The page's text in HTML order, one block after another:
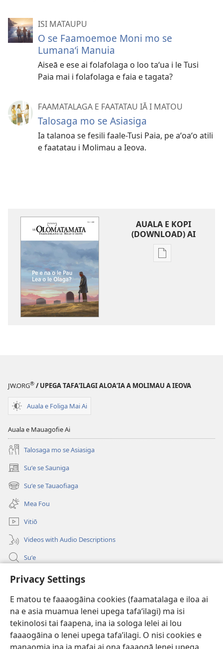
Privacy Settings
E matou te faaaogāina cookies (faamatalaga e iloa ai
na e asia muamua lenei upega tafaʻilagi) ma isi
tekinolosi tai faapena, ina ia sologa lelei ai lou
faaaogāina o lenei upega tafa’ilagi. O nisi cookies e
ISI MATAUPU
O se Faamoemoe Moni mo se
Lumanaʻi Manuia
Aiseā e ese ai folafolaga o loo taʻua i le Tusi
Paia mai i folafolaga e faia e tagata?
FAAMATALAGA E FAATATAU IĀ I MATOU
Talosaga mo se Asiasiga
Ia talanoa se fesili faale-Tusi Paia, pe aʻoaʻo atili
e faatatau i Molimau a Ieova.
AUALA E KOPI
(DOWNLOAD) AI
Vaega
o
o
JW.ORG® / UPEGA TAFA‘ILAGI ALOA‘IA A MOLIMAU A IEOVA
Auala e Foliga Mai Ai
Auala e Mauagofie Ai
Talosaga mo se Asiasiga
Suʻe se Sauniga
(tatala
se
isi
polokalame)
Suʻe se Tauaofiaga
(tatala
se
isi
polokalame)
Mea Fou
Vitiō
Videos with Audio Descriptions
Suʻe
Faamatalaga mo Ofisa o le Malo
(tatala
se
Lomiga Faale-Tusi Paia I LE INITANETI™